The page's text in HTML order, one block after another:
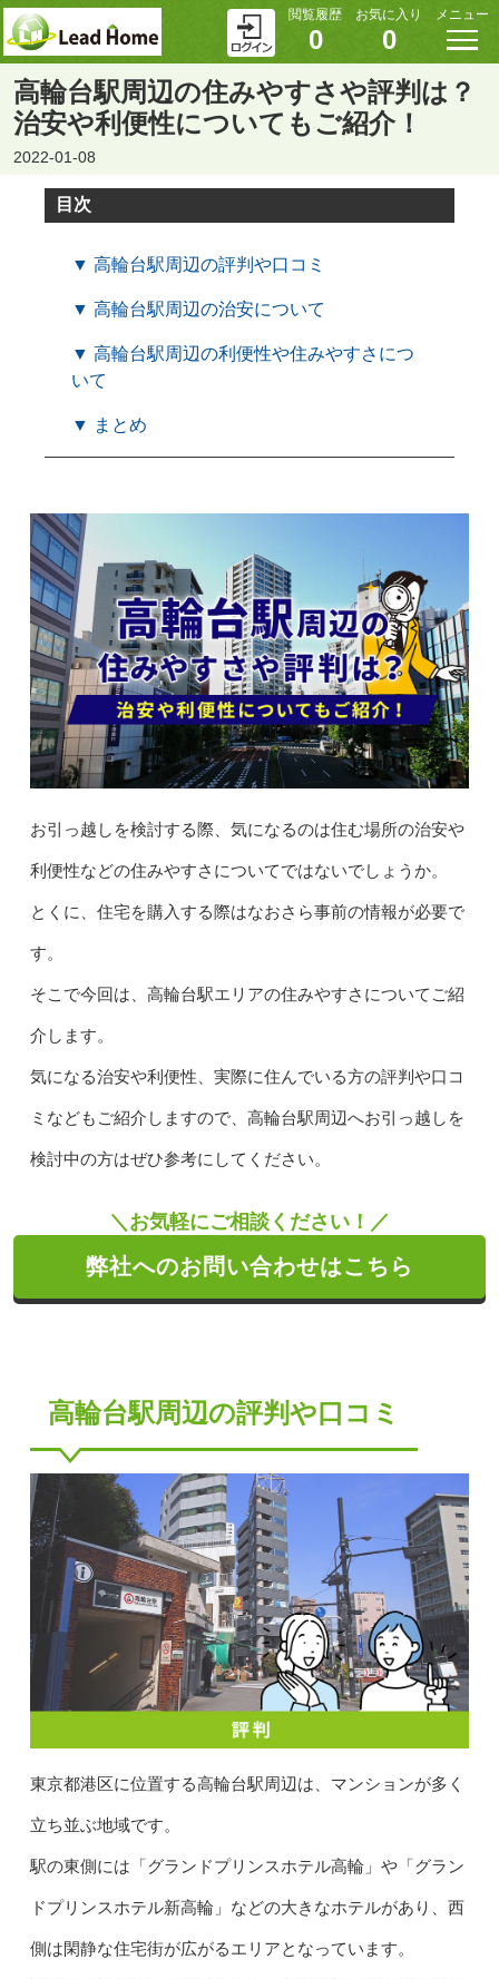
閲覧履歴
0
お気に入り
0
メニュー
高輪台駅周辺の住みやすさや評判は？
治安や利便性についてもご紹介！
2022-01-08
目次
▼ 高輪台駅周辺の評判や口コミ
▼ 高輪台駅周辺の治安について
▼ 高輪台駅周辺の利便性や住みやすさにつ
いて
▼ まとめ
お引っ越しを検討する際、気になるのは住む場所の治安や
利便性などの住みやすさについてではないでしょうか。
とくに、住宅を購入する際はなおさら事前の情報が必要で
す。
そこで今回は、高輪台駅エリアの住みやすさについてご紹
介します。
気になる治安や利便性、実際に住んでいる方の評判や口コ
ミなどもご紹介しますので、高輪台駅周辺へお引っ越しを
検討中の方はぜひ参考にしてください。
＼お気軽にご相談ください！／
弊社へのお問い合わせはこちら
高輪台駅周辺の評判や口コミ
東京都港区に位置する高輪台駅周辺は、マンションが多く
立ち並ぶ地域です。
駅の東側には「グランドプリンスホテル高輪」や「グラン
ドプリンスホテル新高輪」などの大きなホテルがあり、西
側は閑静な住宅街が広がるエリアとなっています。